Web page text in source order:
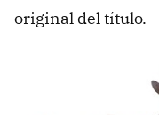
original del título.